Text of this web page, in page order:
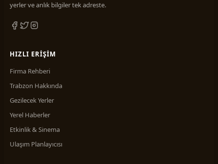
yerler ve anlık bilgiler tek adreste.
HIZLI ERIŞIM
Firma Rehberi
Trabzon Hakkında
Gezilecek Yerler
Yerel Haberler
Etkinlik & Sinema
Ulaşım Planlayıcısı